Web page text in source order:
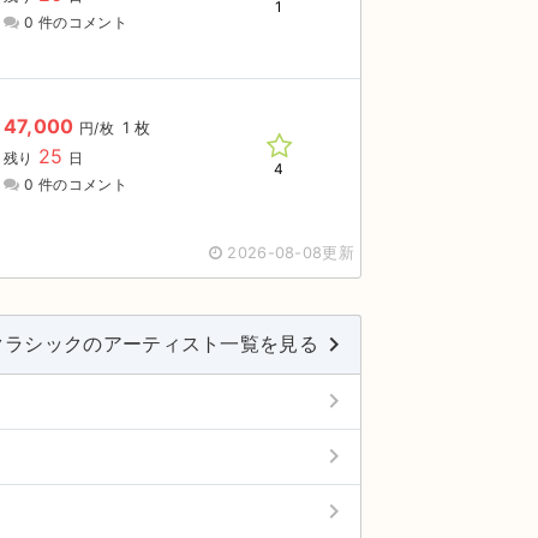
0 件のコメント
1
47,000 円/枚 1 枚
残り 25 日
0 件のコメント
4
2026-08-08更新
ラシックのアーティスト一覧を見る keyboard_arrow_right
keyboard_arrow_right
keyboard_arrow_right
keyboard_arrow_right